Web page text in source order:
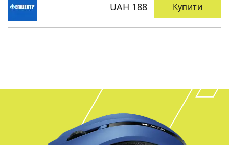
UAH 188
Купити